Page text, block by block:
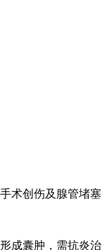
术创伤及腺管堵塞
成囊肿，需抗炎治